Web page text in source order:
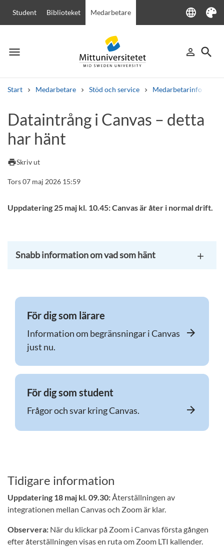
Student Biblioteket Medarbetare language
Language
Tema
menu
Meny person_outline
Logga in
search
Sök
Start Medarbetare Stöd och service Medarbetarinfo
Andra söktjänster
Kurser och program
Dataintrång i Canvas – detta
har hänt
printSkriv ut
Tors 07 maj 2026 15:59
Uppdatering 25 maj kl. 10.45: Canvas är åter i normal drift.
Snabb information om vad som hänt
För dig som lärare
Information om begränsningar i Canvas
just nu.
arrow_forward
För dig som student
Frågor och svar kring Canvas. arrow_forward
Tidigare information
Uppdatering 18 maj kl. 09.30:Återställningen av
integrationen mellan Canvas och Zoom är klar.
Observera: När du klickar på Zoom i Canvas första gången
efter återställningen visas en ruta om Zoom LTI kallender.